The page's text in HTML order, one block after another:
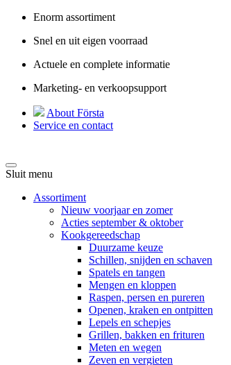
Enorm assortiment
Snel en uit eigen voorraad
Actuele en complete informatie
Marketing- en verkoopsupport
About Första
Service en contact
Sluit menu
Assortiment
Nieuw voorjaar en zomer
Acties september & oktober
Kookgereedschap
Duurzame keuze
Schillen, snijden en schaven
Spatels en tangen
Mengen en kloppen
Raspen, persen en pureren
Openen, kraken en ontpitten
Lepels en schepjes
Grillen, bakken en frituren
Meten en wegen
Zeven en vergieten